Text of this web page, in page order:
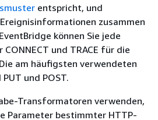
entspricht, und
zusammen
können Sie jede
und TRACE für die
am häufigsten verwendeten
und POST.
Transformatoren verwenden,
Parameter bestimmter HTTP-